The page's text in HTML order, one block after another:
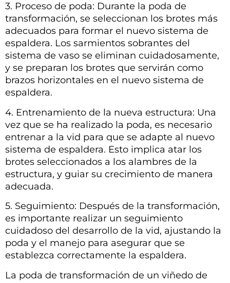
3. Proceso de poda: Durante la poda de
transformación, se seleccionan los brotes más
adecuados para formar el nuevo sistema de
espaldera. Los sarmientos sobrantes del
sistema de vaso se eliminan cuidadosamente,
y se preparan los brotes que servirán como
brazos horizontales en el nuevo sistema de
espaldera.
4. Entrenamiento de la nueva estructura: Una
vez que se ha realizado la poda, es necesario
entrenar a la vid para que se adapte al nuevo
sistema de espaldera. Esto implica atar los
brotes seleccionados a los alambres de la
estructura, y guiar su crecimiento de manera
adecuada.
5. Seguimiento: Después de la transformación,
es importante realizar un seguimiento
cuidadoso del desarrollo de la vid, ajustando la
poda y el manejo para asegurar que se
establezca correctamente la espaldera.
La poda de transformación de un viñedo de